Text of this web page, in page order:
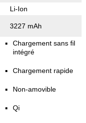
Li-Ion
3227 mAh
Chargement sans fil
intégré
Chargement rapide
Non-amovible
Qi